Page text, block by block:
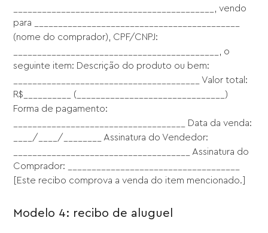
__________________________________________, vendo
para ___________________________________________
(nome do comprador), CPF/CNPJ:
___________________________________________, o
seguinte item: Descrição do produto ou bem:
_______________________________________ Valor total:
R$__________ (_______________________________)
Forma de pagamento:
____________________________________ Data da venda:
____/____/________ Assinatura do Vendedor:
_____________________________________ Assinatura do
Comprador: ____________________________________
[Este recibo comprova a venda do item mencionado.]
Modelo 4: recibo de aluguel